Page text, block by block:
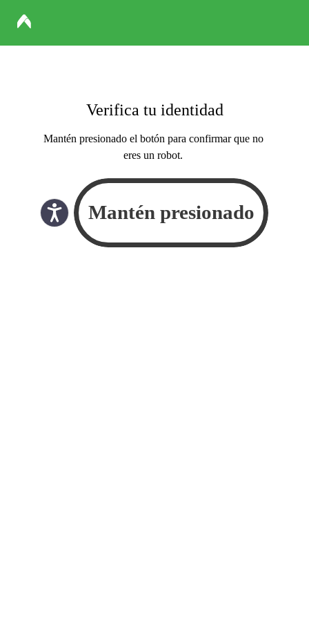
Verifica tu identidad
Mantén presionado el botón para confirmar que no
eres un robot.